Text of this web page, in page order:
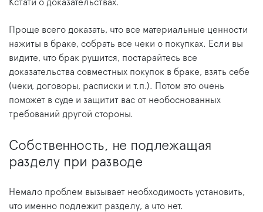
Кстати о доказательствах.
Проще всего доказать, что все материальные ценности
нажиты в браке, собрать все чеки о покупках. Если вы
видите, что брак рушится, постарайтесь все
доказательства совместных покупок в браке, взять себе
(чеки, договоры, расписки и т.п.). Потом это очень
поможет в суде и защитит вас от необоснованных
требований другой стороны.
Собственность, не подлежащая
разделу при разводе
Немало проблем вызывает необходимость установить,
что именно подлежит разделу, а что нет.